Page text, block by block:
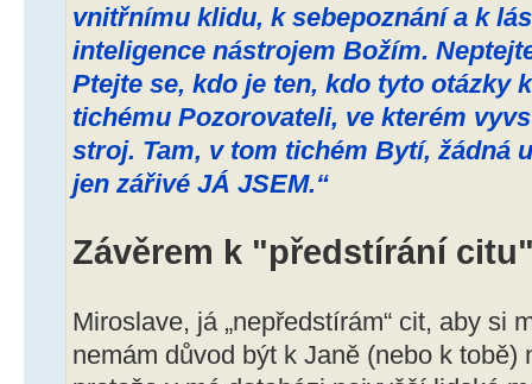
vnitřnímu klidu, k sebepoznání a k
inteligence nástrojem Božím.
Ptejte se, kdo je ten, kdo tyto otázky
tichému Pozorovateli, ve kterém
stroj. Tam, v tom tichém Bytí, žádná
jen zářivé JÁ JSEM.“
Závěrem k "předstírání
Miroslave, já „nepředstírám“ cit, aby si
nemám důvod být k Janě (nebo k tobě)